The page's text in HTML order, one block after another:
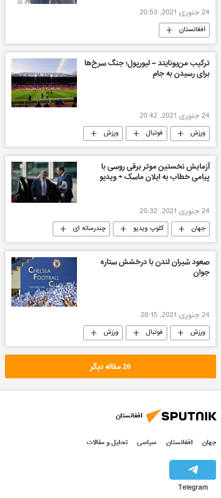
24 جنوری 2021, 20:53
افغانستان
ترکیب من‌یونایتد – لیورپول؛ جنگ سرخ‌ها
برای رسیدن به جام
24 جنوری 2021, 20:42
ورزش فوتبال ورزش
آزمايش نخستین موتر برقی روسى با
پيامى خطاب به ایلان ماسک + ويدیو
24 جنوری 2021, 20:32
جهان کلوپ ویدیو چندرسانه ای
صعود شیران لندن با درخشش ستاره
جوان
24 جنوری 2021, 20:15
ورزش فوتبال ورزش
20 مقاله دیگر
افغانستان
جهان افغانستان سیاسی تحلیل و مقالات
Telegram